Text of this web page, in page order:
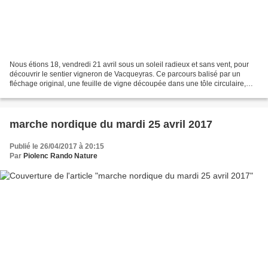
Nous étions 18, vendredi 21 avril sous un soleil radieux et sans vent, pour
découvrir le sentier vigneron de Vacqueyras. Ce parcours balisé par un
fléchage original, une feuille de vigne découpée dans une tôle circulaire,
marche nordique du mardi 25 avril 2017
Publié le 26/04/2017 à 20:15
Par Piolenc Rando Nature